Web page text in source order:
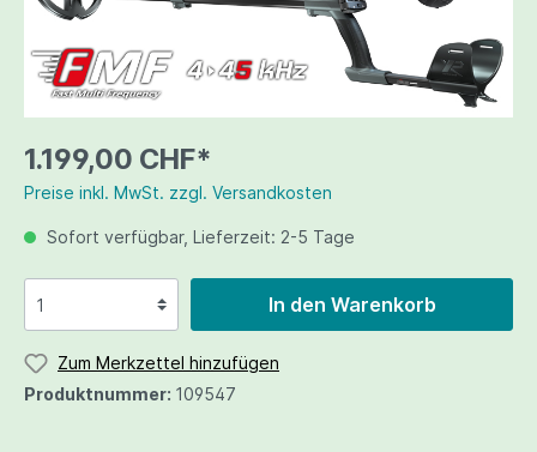
1.199,00 CHF*
Preise inkl. MwSt. zzgl. Versandkosten
Sofort verfügbar, Lieferzeit: 2-5 Tage
In den Warenkorb
Zum Merkzettel hinzufügen
Produktnummer: 109547